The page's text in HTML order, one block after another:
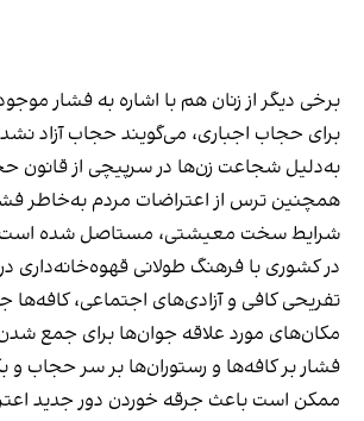
برخی دیگر از زنان هم با اشاره به فشار
برای حجاب اجباری، می‌گویند حجاب آزاد
به‌دلیل شجاعت زن‌ها در سرپیچی از قانون
همچنین ترس از اعتراضات مردم به‌خاطر
شرایط سخت معیشتی، مستاصل شده
در کشوری با فرهنگ طولانی قهوه‌‌خانه‌داری
تفریحی کافی و آزادی‌های اجتماعی، کافه‌ها
مکان‌های مورد علاقه جوان‌ها برای جمع
فشار بر کافه‌ها و رستوران‌ها بر سر حجاب و
ممکن است باعث جرقه خوردن دور جدید